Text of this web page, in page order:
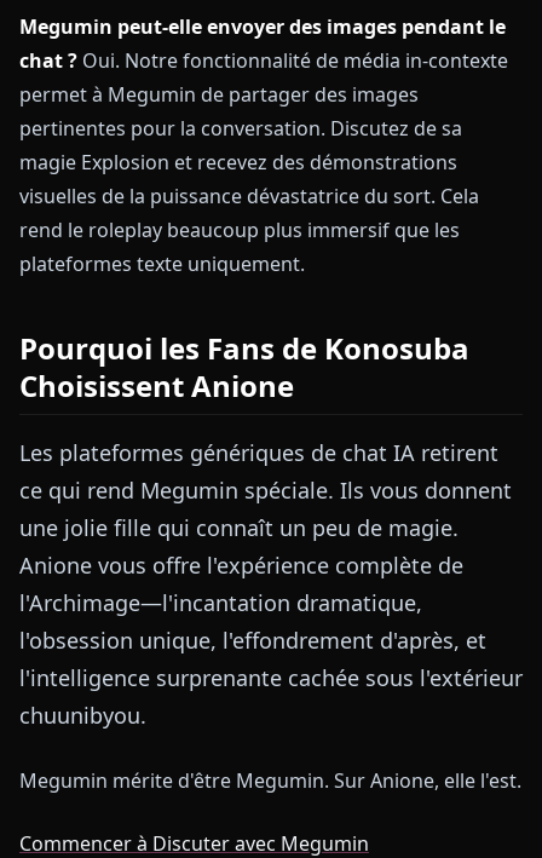
Megumin peut-elle envoyer des images pendant le
chat ? Oui. Notre fonctionnalité de média in-contexte
permet à Megumin de partager des images
pertinentes pour la conversation. Discutez de sa
magie Explosion et recevez des démonstrations
visuelles de la puissance dévastatrice du sort. Cela
rend le roleplay beaucoup plus immersif que les
plateformes texte uniquement.
Pourquoi les Fans de Konosuba
Choisissent Anione
Les plateformes génériques de chat IA retirent
ce qui rend Megumin spéciale. Ils vous donnent
une jolie fille qui connaît un peu de magie.
Anione vous offre l'expérience complète de
l'Archimage—l'incantation dramatique,
l'obsession unique, l'effondrement d'après, et
l'intelligence surprenante cachée sous l'extérieur
chuunibyou.
Megumin mérite d'être Megumin. Sur Anione, elle l'est.
Commencer à Discuter avec Megumin